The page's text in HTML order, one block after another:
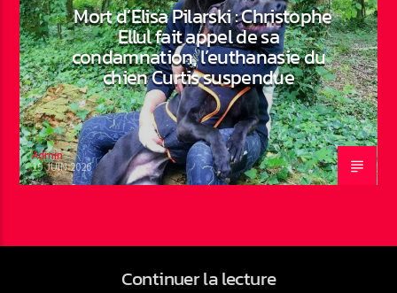
Mort d’Elisa Pilarski : Christophe
Ellul fait appel de sa
condamnation, l’euthanasie du
chien Curtis suspendue
Admin
19 JUIN 2026
Continuer la lecture